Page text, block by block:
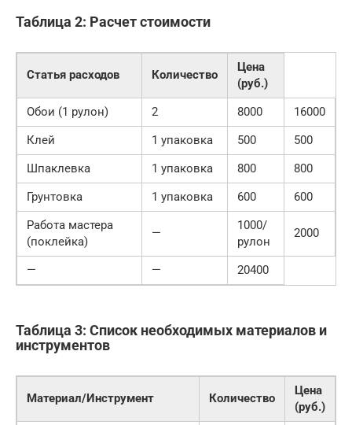
Таблица 2: Расчет стоимости
Статья расходов Количество
Цена
(руб.)
Обои (1 рулон)
2 8000
16000
Клей
1 упаковка 500
500
Шпаклевка
1 упаковка 800
800
Грунтовка
1 упаковка 600
600
Работа мастера
(поклейка)
—
1000/
рулон
2000
— — 20400
Таблица 3: Список необходимых материалов и
инструментов
Материал/Инструмент Количество
Цена
(руб.)